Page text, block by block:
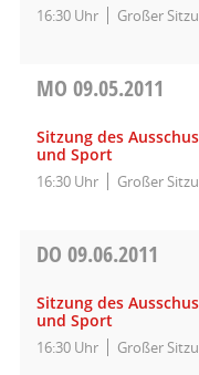
16:30 Uhr Großer
MO 09.05.2011
Sitzung des
und Sport
16:30 Uhr Großer
DO 09.06.2011
Sitzung des
und Sport
16:30 Uhr Großer